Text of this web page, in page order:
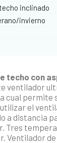
inclinado
invierno
techo con
ventilador
cual
el
a distancia
Tres
Ventilador